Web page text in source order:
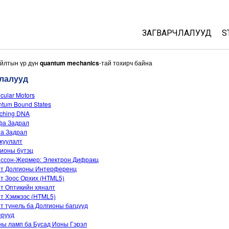
ЗАГВАРЧЛАЛУУД
All Sims
үр дүн quantum mechanics-тай тохирч байна
Motors
Bound States
DNA
Задрал
Задрал
бүтэц
Жермер: Электрон Дифракц
Долгионы Интерференц
Зоос Орхих (HTML5)
Оптикийн хяналт
Хэмжээс (HTML5)
тунель ба Долгионы багцууд
ламп ба Бусад Ионы Гэрэл